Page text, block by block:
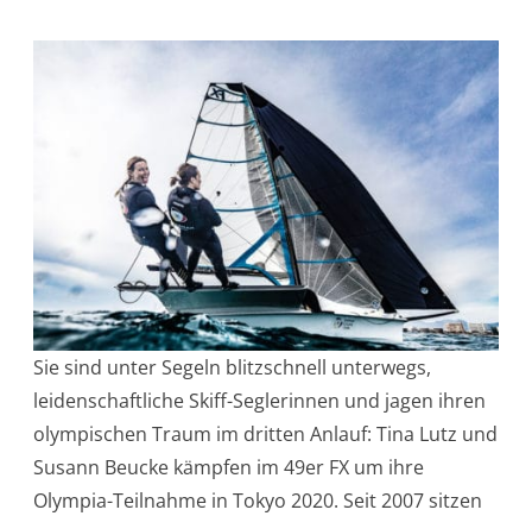
Sie sind unter Segeln blitzschnell unterwegs,
leidenschaftliche Skiff-Seglerinnen und jagen ihren
olympischen Traum im dritten Anlauf: Tina Lutz und
Susann Beucke kämpfen im 49er FX um ihre
Olympia-Teilnahme in Tokyo 2020. Seit 2007 sitzen